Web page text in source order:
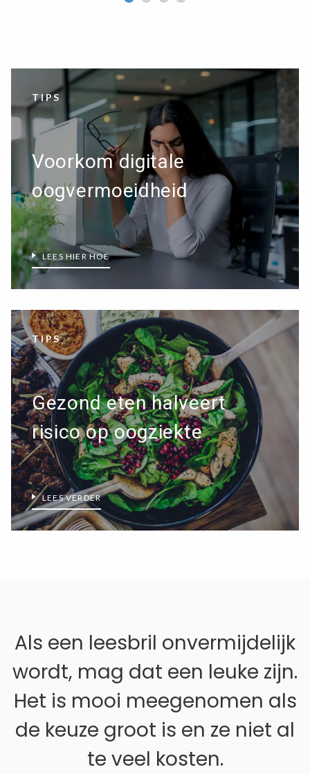
TIPS
Voorkom digitale
oogvermoeidheid
LEES HIER HOE
TIPS
Gezond eten halveert
risico op oogziekte
LEES VERDER
Als een leesbril onvermijdelijk
wordt, mag dat een leuke zijn.
Het is mooi meegenomen als
de keuze groot is en ze niet al
te veel kosten.